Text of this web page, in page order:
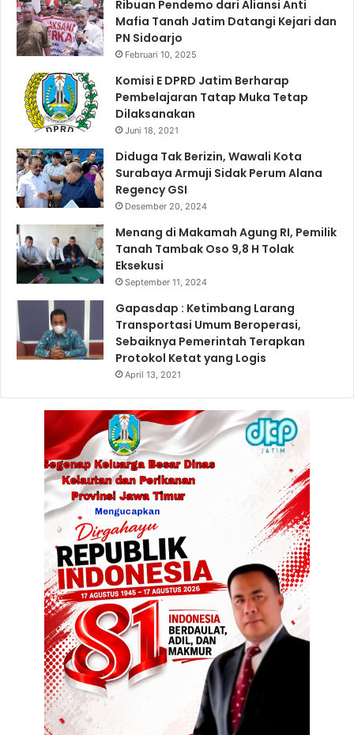
o
m
p
e
2
S
u
Ribuan Pendemo dari Aliansi Anti
Mafia Tanah Jatim Datangi Kejari dan
PN Sidoarjo
Februari 10, 2025
Komisi E DPRD Jatim Berharap
Pembelajaran Tatap Muka Tetap
Dilaksanakan
Juni 18, 2021
Diduga Tak Berizin, Wawali Kota
Surabaya Armuji Sidak Perum Alana
Regency GSI
Desember 20, 2024
Menang di Makamah Agung RI, Pemilik
Tanah Tambak Oso 9,8 H Tolak
Eksekusi
September 11, 2024
Gapasdap : Ketimbang Larang
Transportasi Umum Beroperasi,
Sebaiknya Pemerintah Terapkan
Protokol Ketat yang Logis
April 13, 2021